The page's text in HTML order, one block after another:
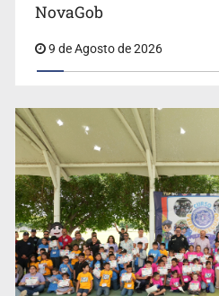
Lo vinculan por amenazas
NovaGob
9 de Agosto de 2026